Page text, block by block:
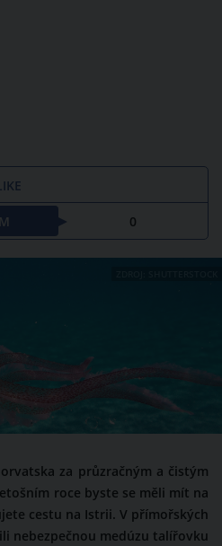
0
za průzračným a čistým
roce byste se měli mít na
cestu na Istrii. V přímořských
nebezpečnou medúzu talířovku